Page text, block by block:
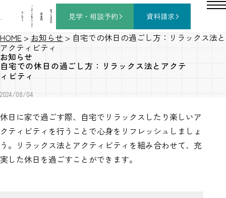
コ
ン
セ
プ
ト
バ
ー
チ
ャ
ル
モ
デ
ル
ハ
ウ
ス
施
工
事
例
家
づ
く
り
の
流
れ
見学・相談予約 資料請求
NEWS
HOME > お知らせ > 自宅での休日の過ごし方：リラックス法と
アクティビティ
お知らせ
自宅での休日の過ごし方：リラックス法とアクテ
ィビティ
2024/08/04
休日に家で過ごす際、自宅でリラックスしたり楽しいア
クティビティを行うことで心身をリフレッシュしましょ
う。リラックス法とアクティビティを組み合わせて、充
実した休日を過ごすことができます。